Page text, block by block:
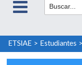
ETSIAE > Estudiantes >